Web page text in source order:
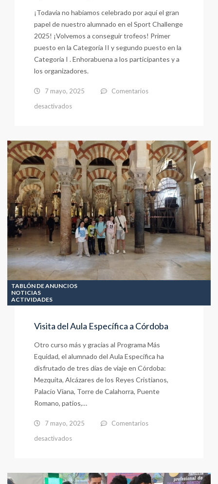
¡Todavía no habíamos celebrado por aquí el gran
papel de nuestro alumnado en el Sport Challenge
2025! ¡Volvemos a conseguir trofeos! Primer
puesto en la Categoría II y segundo puesto en la
Categoría I . Enhorabuena a los participantes y a
los organizadores.
7 mayo, 2025
Comentarios
desactivados
2025
TABLÓN DE ANUNCIOS
NOTICIAS
ACTIVIDADES
Visita del Aula Específica a Córdoba
Otro curso más y gracias al Programa Más
Equidad, el alumnado del Aula Específica ha
disfrutado de tres días de viaje en Córdoba:
Mezquita, Alcázares de los Reyes Cristianos,
Palacio Viana, Torre de Calahorra, Puente
Romano, patios,…
7 mayo, 2025
Comentarios
desactivados
Aula